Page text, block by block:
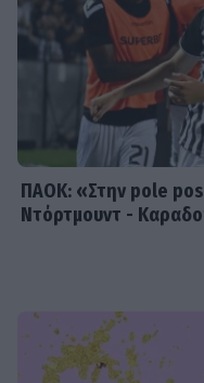
SHOWBIZ
Άννα Βίσση: Άκουσε
μπάντα δρόμου στο
ΠΑΟΚ: «Στην pole
Ντόρτμουντ -